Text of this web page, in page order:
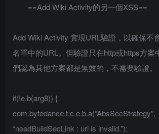
==Add Wiki Activity的另一個XSS==
Add Wiki Activity 實現URL驗證，以確保不
名單中的URL。但驗證只在http或https方案
們認為其他方案都是無效的，不需要驗證。
if(!e.b(arg8)) {
com.bytedance.t.c.e.b.a(“AbsSecStrategy”,
“needBuildSecLink : url is invalid.”);